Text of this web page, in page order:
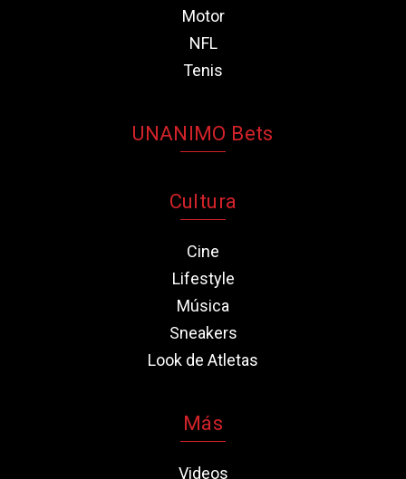
Motor
NFL
Tenis
UNANIMO Bets
Cultura
Cine
Lifestyle
Música
Sneakers
Look de Atletas
Más
Videos